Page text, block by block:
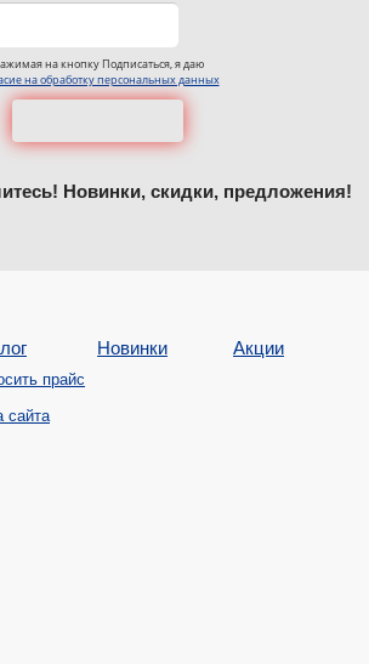
на кнопку Подписаться, я даю
на обработку персональных данных
Новинки, скидки, предложения!
прайс
сайта
Новинки Акции